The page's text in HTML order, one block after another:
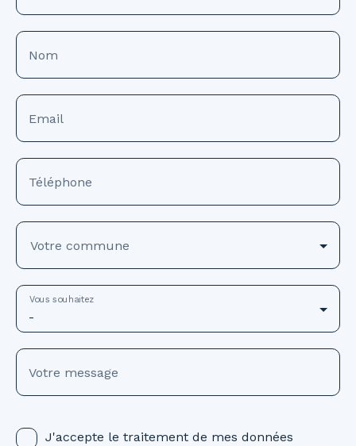
Nom
Email
Téléphone
Votre commune
-
Vous souhaitez
Votre message
J'accepte le traitement de mes données